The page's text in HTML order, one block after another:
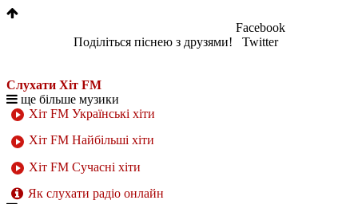
Поділіться піснею з друзями!
Facebook
Twitter
Слухати Хіт FM
ще більше музики
Хіт FM Українські хіти
Хіт FM Найбільші хіти
Хіт FM Сучасні хіти
Як слухати радіо онлайн